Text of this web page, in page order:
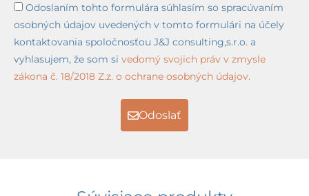
Odoslaním tohto formulára súhlasím so spracúvaním
osobných údajov uvedených v tomto formulári na účely
kontaktovania spoločnosťou J&J consulting,s.r.o. a
vyhlasujem, že som si vedomý svojich práv v zmysle
zákona č. 18/2018 Z.z. o ochrane osobných údajov.
Odoslať